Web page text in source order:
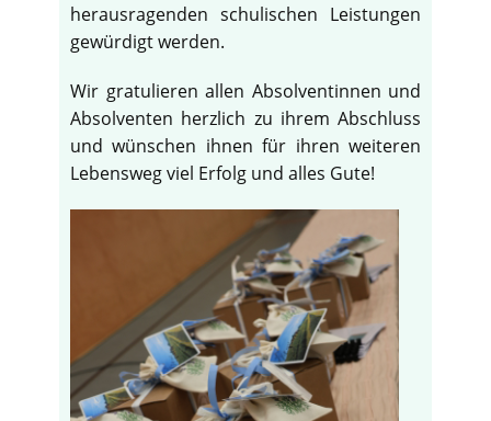
herausragenden schulischen Leistungen
gewürdigt werden.
Wir gratulieren allen Absolventinnen und
Absolventen herzlich zu ihrem Abschluss
und wünschen ihnen für ihren weiteren
Lebensweg viel Erfolg und alles Gute!